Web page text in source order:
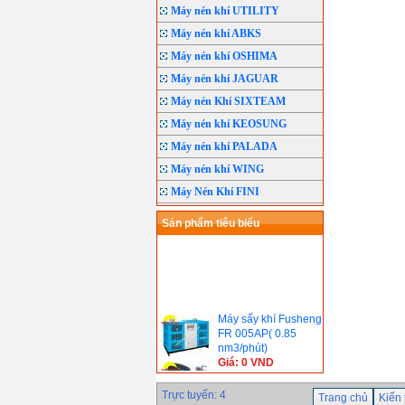
Máy nén khí UTILITY
Máy nén khí ABKS
Máy nén khí OSHIMA
Máy nén khí JAGUAR
Máy nén Khí SIXTEAM
Máy nén khí KEOSUNG
Máy nén khí PALADA
Máy nén khí WING
Máy Nén Khí FINI
Sản phẩm tiêu biểu
Máy sấy khí Fusheng
FR 005AP( 0.85
nm3/phút)
Giá: 0 VND
Máy nén khí ABAC
POSITION OL200(
1.5HP- Không Dầu)
Trực tuyến: 4 Trang chủ Kiến